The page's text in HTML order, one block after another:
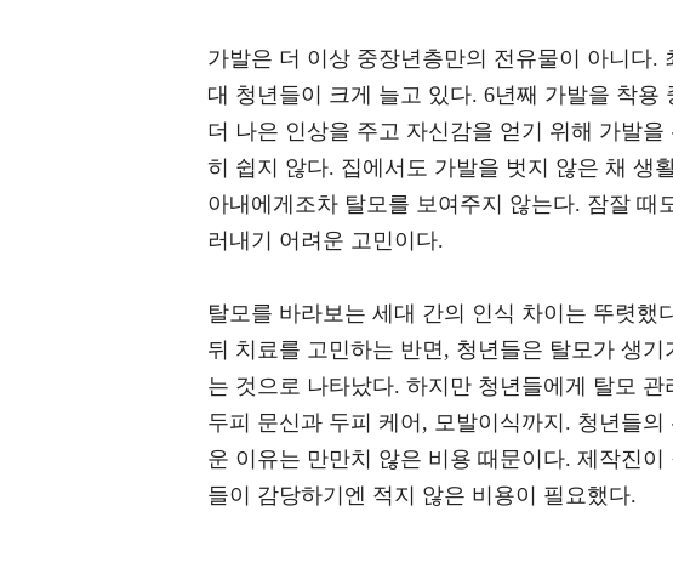
가발은 더 이상 중장년층만의 전유물이 아니다.
대 청년들이 크게 늘고 있다. 6년째 가발을 착용
더 나은 인상을 주고 자신감을 얻기 위해 가발
히 쉽지 않다. 집에서도 가발을 벗지 않은 채 생
아내에게조차 탈모를 보여주지 않는다. 잠잘 때
러내기 어려운 고민이다.
탈모를 바라보는 세대 간의 인식 차이는 뚜렷
뒤 치료를 고민하는 반면, 청년들은 탈모가 생
는 것으로 나타났다. 하지만 청년들에게 탈모
두피 문신과 두피 케어, 모발이식까지. 청년들
운 이유는 만만치 않은 비용 때문이다. 제작진
들이 감당하기엔 적지 않은 비용이 필요했다.